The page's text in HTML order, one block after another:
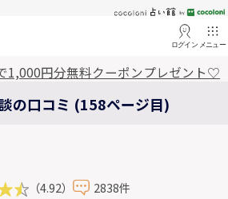
ログイン メニュー
1,000円分無料クーポンプレゼント♡
の口コミ (158ページ目)
（4.92） 2838件